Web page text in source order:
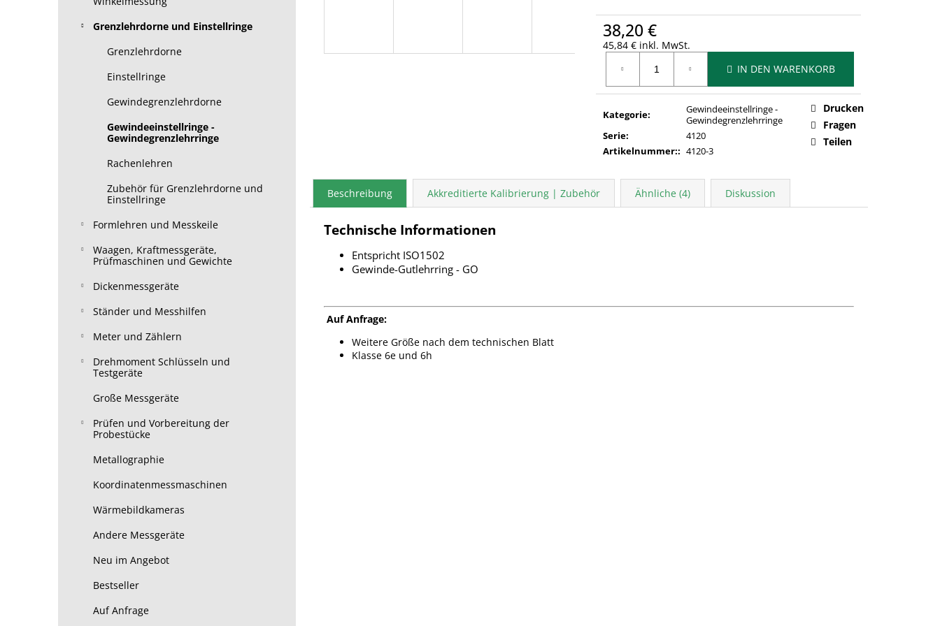
Grenzlehrdorne und Einstellringe
Grenzlehrdorne
Einstellringe
Gewindegrenzlehrdorne
Gewindeeinstellringe -
Gewindegrenzlehrringe
Rachenlehren
Zubehör für Grenzlehrdorne und
Einstellringe
Formlehren und Messkeile
Waagen, Kraftmessgeräte,
Prüfmaschinen und Gewichte
Dickenmessgeräte
Ständer und Messhilfen
Meter und Zählern
Drehmoment Schlüsseln und
Testgeräte
Große Messgeräte
Prüfen und Vorbereitung der
Probestücke
Metallographie
Koordinatenmessmaschinen
Wärmebildkameras
Andere Messgeräte
Neu im Angebot
Bestseller
Auf Anfrage
38,20 €
45,84 € inkl. MwSt.
IN DEN WARENKORB
Kategorie:
Gewindeeinstellringe -
Gewindegrenzlehrringe
Serie:
4120
Artikelnummer:: 4120-3
Drucken
Fragen
Teilen
Beschreibung Akkreditierte Kalibrierung | Zubehör Ähnliche (4) Diskussion
Technische Informationen
Entspricht ISO1502
Gewinde-Gutlehrring - GO
Auf Anfrage:
Weitere Größe nach dem technischen Blatt
Klasse 6e und 6h